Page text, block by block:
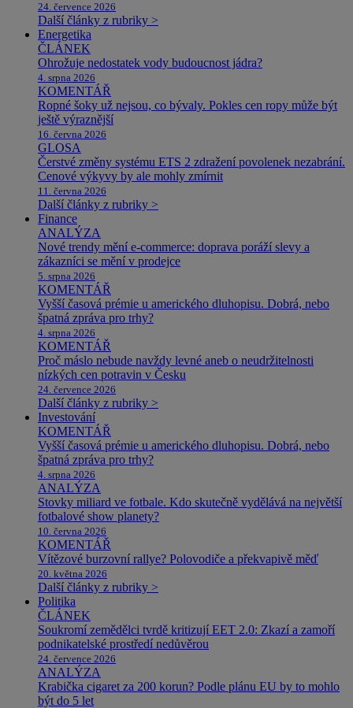
24. července 2026
Další články z rubriky >
Energetika
ČLÁNEK
Ohrožuje nedostatek vody budoucnost jádra?
4. srpna 2026
KOMENTÁŘ
Ropné šoky už nejsou, co bývaly. Pokles cen ropy může být
ještě výraznější
16. června 2026
GLOSA
Čerstvé změny systému ETS 2 zdražení povolenek nezabrání.
Cenové výkyvy by ale mohly zmírnit
11. června 2026
Další články z rubriky >
Finance
ANALÝZA
Nové trendy mění e-commerce: doprava poráží slevy a
zákazníci se mění v prodejce
5. srpna 2026
KOMENTÁŘ
Vyšší časová prémie u amerického dluhopisu. Dobrá, nebo
špatná zpráva pro trhy?
4. srpna 2026
KOMENTÁŘ
Proč máslo nebude navždy levné aneb o neudržitelnosti
nízkých cen potravin v Česku
24. července 2026
Další články z rubriky >
Investování
KOMENTÁŘ
Vyšší časová prémie u amerického dluhopisu. Dobrá, nebo
špatná zpráva pro trhy?
4. srpna 2026
ANALÝZA
Stovky miliard ve fotbale. Kdo skutečně vydělává na největší
fotbalové show planety?
10. června 2026
KOMENTÁŘ
Vítězové burzovní rallye? Polovodiče a překvapivě měď
20. května 2026
Další články z rubriky >
Politika
ČLÁNEK
Soukromí zemědělci tvrdě kritizují EET 2.0: Zkazí a zamoří
podnikatelské prostředí nedůvěrou
24. července 2026
ANALÝZA
Krabička cigaret za 200 korun? Podle plánu EU by to mohlo
být do 5 let